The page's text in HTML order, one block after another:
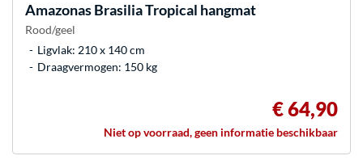
AmazonasBrasilia Tropical hangmat
Rood/geel
Ligvlak: 210 x 140 cm
Draagvermogen: 150 kg
€ 64,90
Niet op voorraad, geen informatie beschikbaar